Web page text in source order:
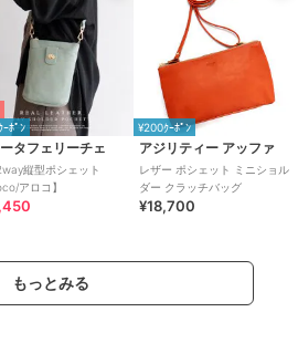
ﾎﾟﾝ
タフェリーチェ
縦型ポシェット
アロコ】
¥200ｸｰﾎﾟﾝ
アジリティー アッファ
レザー ポシェット ミニショル
ダー クラッチバッグ
¥18,700
もっとみる